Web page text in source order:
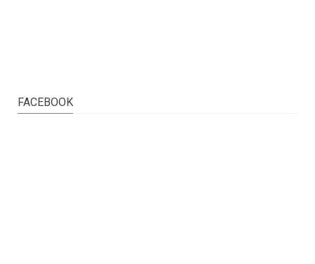
FACEBOOK